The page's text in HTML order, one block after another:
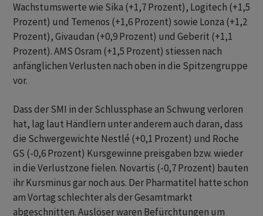
Wachstumswerte wie Sika (+1,7 Prozent), Logitech (+1,5
Prozent) und Temenos (+1,6 Prozent) sowie Lonza (+1,2
Prozent), Givaudan (+0,9 Prozent) und Geberit (+1,1
Prozent). AMS Osram (+1,5 Prozent) stiessen nach
anfänglichen Verlusten nach oben in die Spitzengruppe
vor.
Dass der SMI in der Schlussphase an Schwung verloren
hat, lag laut Händlern unter anderem auch daran, dass
die Schwergewichte Nestlé (+0,1 Prozent) und Roche
GS (-0,6 Prozent) Kursgewinne preisgaben bzw. wieder
in die Verlustzone fielen. Novartis (-0,7 Prozent) bauten
ihr Kursminus gar noch aus. Der Pharmatitel hatte schon
am Vortag schlechter als der Gesamtmarkt
abgeschnitten. Auslöser waren Befürchtungen um